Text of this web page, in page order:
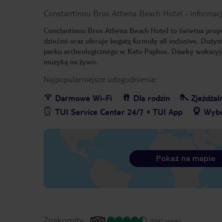
Constantinou Bros Athena Beach Hotel -
Constantinou Bros Athena Beach Hotel to świetna
dziećmi oraz oferuje bogatą formułę all inclusive.
parku archeologicznego w Kato Paphos. Dawkę
muzyką na żywo.
Najpopularniejsze udogodnienia:
Darmowe Wi-Fi
Dla rodzin
TUI Service Center 24/7 + TUI App
Pokaż na mapie
(6042 opinie)